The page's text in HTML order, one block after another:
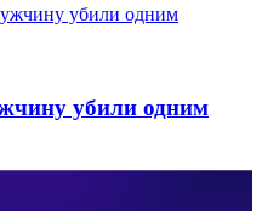
убили одним